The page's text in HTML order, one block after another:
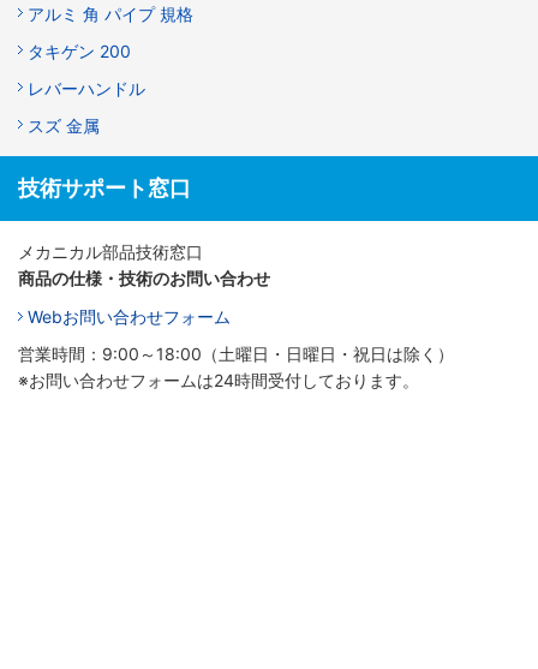
アルミ 角 パイプ 規格
タキゲン 200
レバーハンドル
スズ 金属
技術サポート窓口
メカニカル部品技術窓口
商品の仕様・技術のお問い合わせ
Webお問い合わせフォーム
営業時間：9:00～18:00（土曜日・日曜日・祝日は除く）
※お問い合わせフォームは24時間受付しております。